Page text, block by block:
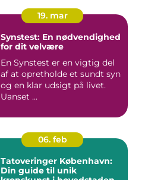
19. mar
Synstest: En nødvendighed
for dit velvære
En Synstest er en vigtig del
af at opretholde et sundt syn
og en klar udsigt på livet.
Uanset ...
06. feb
Tatoveringer København:
Din guide til unik